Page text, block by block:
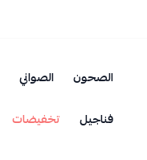
الصحون الصواني
فناجيل
تخفيضات